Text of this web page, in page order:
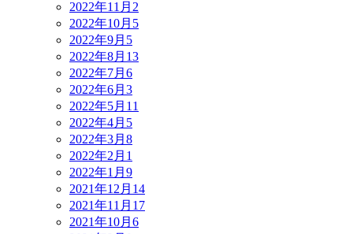
2022年11月 2
2022年10月 5
2022年9月 5
2022年8月 13
2022年7月 6
2022年6月 3
2022年5月 11
2022年4月 5
2022年3月 8
2022年2月 1
2022年1月 9
2021年12月 14
2021年11月 17
2021年10月 6